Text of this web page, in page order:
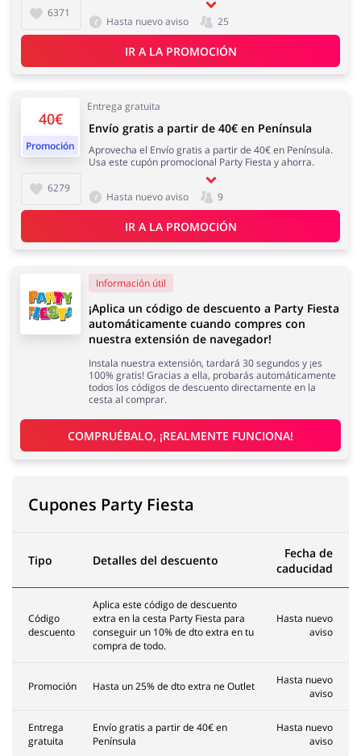
Moda Megatiendas
Turismo y Viajes
Joyería y Accesorios
Lencería y Erótica Motorización
6371
Hasta nuevo aviso 25
IR A LA PROMOCIÓN
40€
Promoción
Entrega gratuita
6279
Envío gratis a partir de 40€ en Península
Aprovecha el Envío gratis a partir de 40€ en Península.
Usa este cupón promocional Party Fiesta y ahorra.
Hasta nuevo aviso 9
IR A LA PROMOCIÓN
Información útil
¡Aplica un código de descuento a Party Fiesta
automáticamente cuando compres con
nuestra extensión de navegador!
Instala nuestra extensión, tardará 30 segundos y ¡es
100% gratis! Gracias a ella, probarás automáticamente
todos los códigos de descuento directamente en la
cesta al comprar.
COMPRUÉBALO, ¡REALMENTE FUNCIONA!
Cupones Party Fiesta
Tipo Detalles del descuento
Fecha de
caducidad
Código
descuento
Aplica este código de descuento
extra en la cesta Party Fiesta para
conseguir un 10% de dto extra en tu
compra de todo.
Hasta nuevo
aviso
Promoción Hasta un 25% de dto extra ne Outlet
Hasta nuevo
aviso
Entrega
gratuita
Envío gratis a partir de 40€ en
Península
Hasta nuevo
aviso